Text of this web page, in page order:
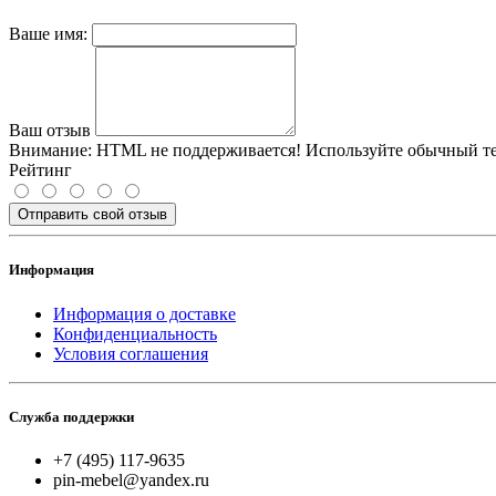
Ваше имя:
Ваш отзыв
Внимание: HTML не поддерживается! Используйте обычный
Рейтинг
Отправить свой отзыв
Информация
Информация о доставке
Конфиденциальность
Условия соглашения
Служба поддержки
+7 (495) 117-9635
pin-mebel@yandex.ru